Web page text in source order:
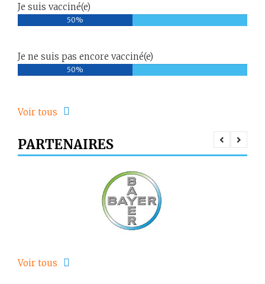
Je suis vacciné(e)
50%
Je ne suis pas encore vacciné(e)
50%
Voir tous
PARTENAIRES
Voir tous